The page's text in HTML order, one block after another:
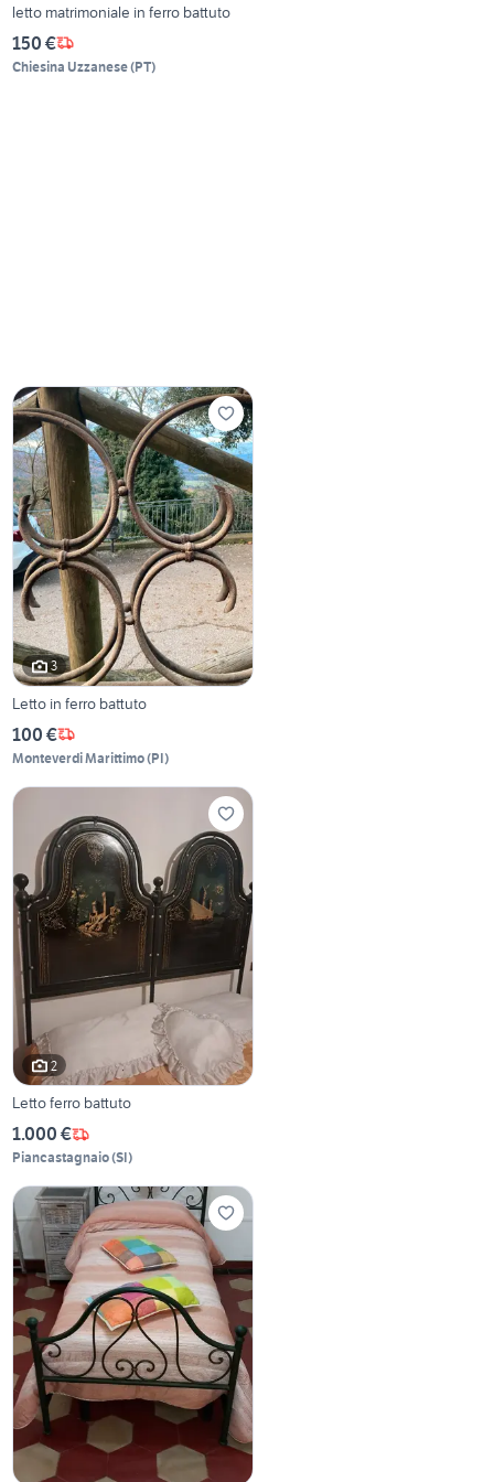
letto matrimoniale in ferro battuto
150 €
Chiesina Uzzanese(PT)
3
Letto in ferro battuto
100 €
Monteverdi Marittimo(PI)
2
Letto ferro battuto
1.000 €
Piancastagnaio(SI)